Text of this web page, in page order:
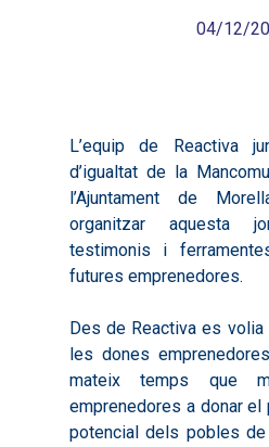
04/12/
L’equip de Reactiva
d’igualtat de la
l’Ajuntament de
organitzar aquesta
testimonis i
futures emprenedores.
Des de Reactiva es volia
les dones
mateix temps que
emprenedores a donar
potencial dels pobles